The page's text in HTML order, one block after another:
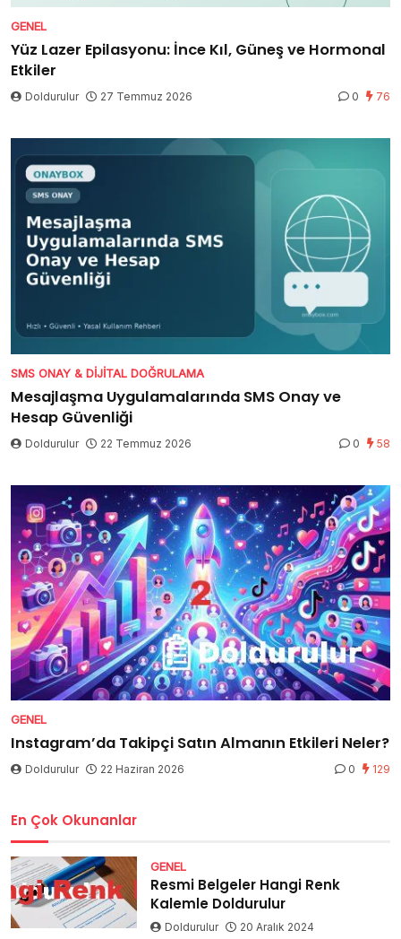
GENEL
Yüz Lazer Epilasyonu: İnce Kıl, Güneş ve Hormonal
Etkiler
Doldurulur 27 Temmuz 2026 0 76
SMS ONAY & DIJITAL DOĞRULAMA
Mesajlaşma Uygulamalarında SMS Onay ve
Hesap Güvenliği
Doldurulur 22 Temmuz 2026 0 58
GENEL
Instagram’da Takipçi Satın Almanın Etkileri Neler?
Doldurulur 22 Haziran 2026 0 129
En Çok Okunanlar
GENEL
Resmi Belgeler Hangi Renk
Kalemle Doldurulur
Doldurulur 20 Aralık 2024